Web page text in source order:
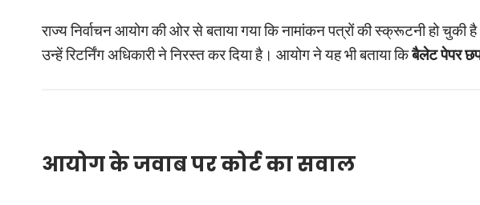
राज्य निर्वाचन आयोग की ओर से बताया गया कि नामांकन पत्रों की स्क्रूटनी हो चुकी
उन्हें रिटर्निंग अधिकारी ने निरस्त कर दिया है। आयोग ने यह भी बताया किबैलेट पेपर
आयोग के जवाब पर कोर्ट का सवाल